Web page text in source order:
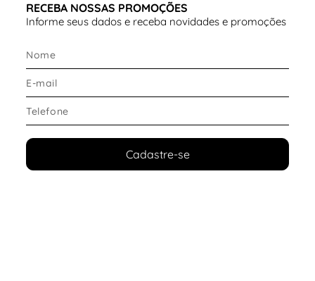
RECEBA NOSSAS PROMOÇÕES
Informe seus dados e receba novidades e promoções
Cadastre-se